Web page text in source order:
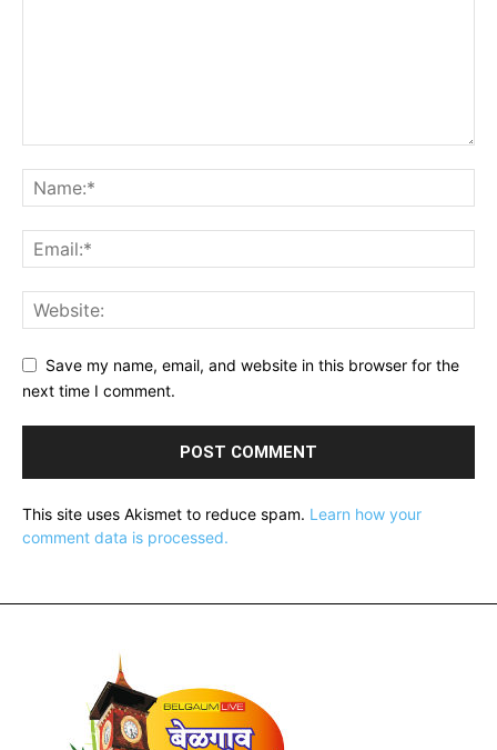
Save my name, email, and website in this browser for the
next time I comment.
This site uses Akismet to reduce spam. Learn how your
comment data is processed.